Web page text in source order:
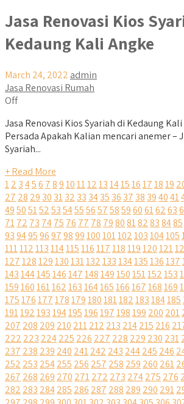
Jasa Renovasi Kios
Kedaung Kali Angke
March 24, 2022 admin
Jasa Renovasi Rumah
Off
Jasa Renovasi Kios Syariah di Kedaung
Persada Apakah Kalian mencari anemer –
Syariah...
+ Read More
12 3456 78910111213141516171819
27 28 29 30 3132 33 3435 36 37 38 394041
495051525354555657585960616263
7172 73 7475 76 77 78 79808182838485
93949596979899100101102103104105
111112113114115116117118119120121
127128129130131132133134135136137
143144145146147148149150151152153
159160161162163164165166167168169
175176177178179180181182183184185
191192193194195196197198199 200 201
207 208 209 210 211212 213 214215 216
222 223 224225 226 227 228 229 230 231
237 238 239 240 241242 243 244245 246
252 253 254255 256 257 258 259 260 261
267 268 269 270 271272 273 274275 276
282 283 284285 286 287 288 289 290 291